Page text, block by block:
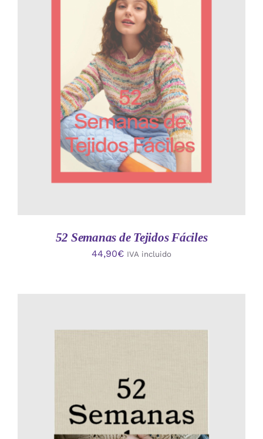
AÑADIR AL CARRITO
/
DETALLES
52 Semanas de Tejidos Fáciles
44,90€ IVA incluido
AÑADIR AL CARRITO
/